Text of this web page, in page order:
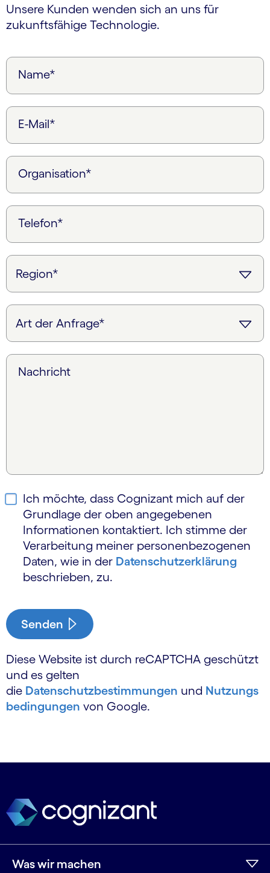
Unsere Kunden wenden sich an uns für
zukunftsfähige Technologie.
Name*
E-Mail*
Organisation*
Telefon*
Nachricht
Ich möchte, dass Cognizant mich auf der
Grundlage der oben angegebenen
Informationen kontaktiert. Ich stimme der
Verarbeitung meiner personen­bezogenen
Daten, wie in der Daten­schutz­erklärung
beschrieben, zu.
Senden
Diese Website ist durch reCAPTCHA geschützt
und es gelten
die Datenschutzbestimmungen und Nutzungs
bedingungen von Google.
Was wir machen